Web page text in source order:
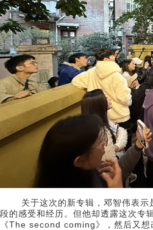
关于这次的新专辑，邓智伟表示是
段的感受和经历。但他却透露这次专
《The second coming》，然后又